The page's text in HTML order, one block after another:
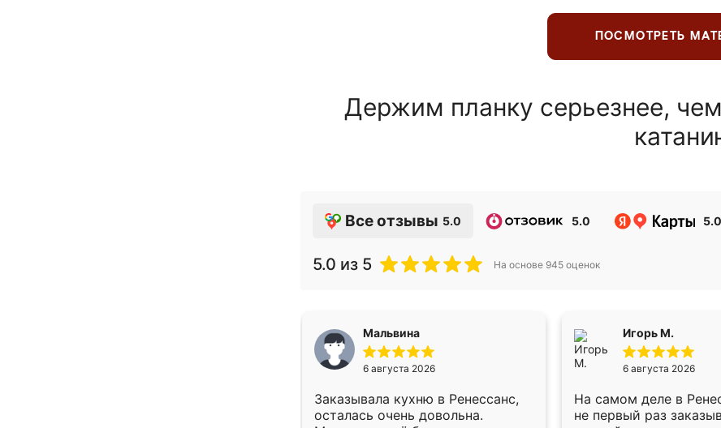
ПОСМОТРЕТЬ
Держим планку серьезнее,
Все отзывы 5.0 5.0 5.0
5.0 из 5 На основе 945 оценок
Мальвина
6 августа 2026
Заказывала кухню в Ренессанс,
осталась очень довольна.
Игорь М.
6 августа 2026
На самом деле в
не первый раз